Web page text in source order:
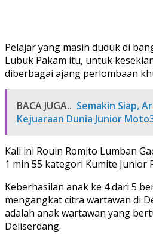
Pelajar yang masih duduk di
Lubuk Pakam itu, untuk
diberbagai ajang perlombaan
BACA JUGA.. Semakin Siap,
Kejuaraan Dunia Junior
Kali ini Rouin Romito Lumban
1 min 55 kategori Kumite Junior
Keberhasilan anak ke 4 dari 5
mengangkat citra wartawan di
adalah anak wartawan yang
Deliserdang.